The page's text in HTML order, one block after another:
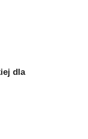
dla